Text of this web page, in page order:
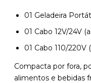
01 Geladeira
01 Cabo 12V/24V
01 Cabo 110/
Compacta por fora,
alimentos e bebidas